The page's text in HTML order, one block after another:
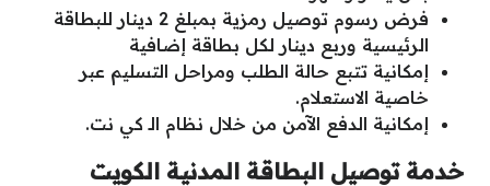
فرض رسوم توصيل رمزية بمبلغ 2 دينار للبطاقة
الرئيسية وربع دينار لكل بطاقة إضافية
إمكانية تتبع حالة الطلب ومراحل التسليم عبر
خاصية الاستعلام.
إمكانية الدفع الآمن من خلال نظام الـ كي نت.
خدمة توصيل البطاقة المدنية الكويت